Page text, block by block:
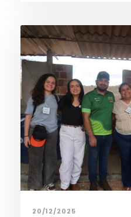
20/12/2025